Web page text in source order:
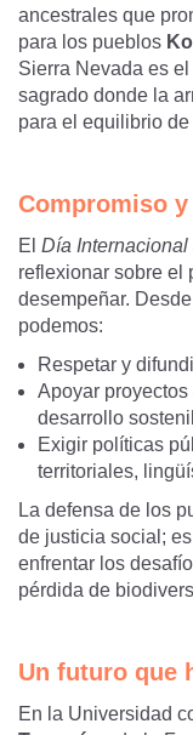
ancestrales que
para los pueblos
Sierra Nevada es el
sagrado donde la
para el equilibrio de
Compromiso
El Día
reflexionar sobre el
desempeñar.
podemos:
Respetar y
Apoyar
desarrollo
Exigir políticas
territoriales,
La defensa de los
de justicia social;
enfrentar los
pérdida de
Un futuro que
En la Universidad